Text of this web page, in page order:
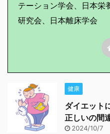
テーション学会、日本栄
研究会、日本離床学会
健康
ダイエット
正しいの間
2024/10/7